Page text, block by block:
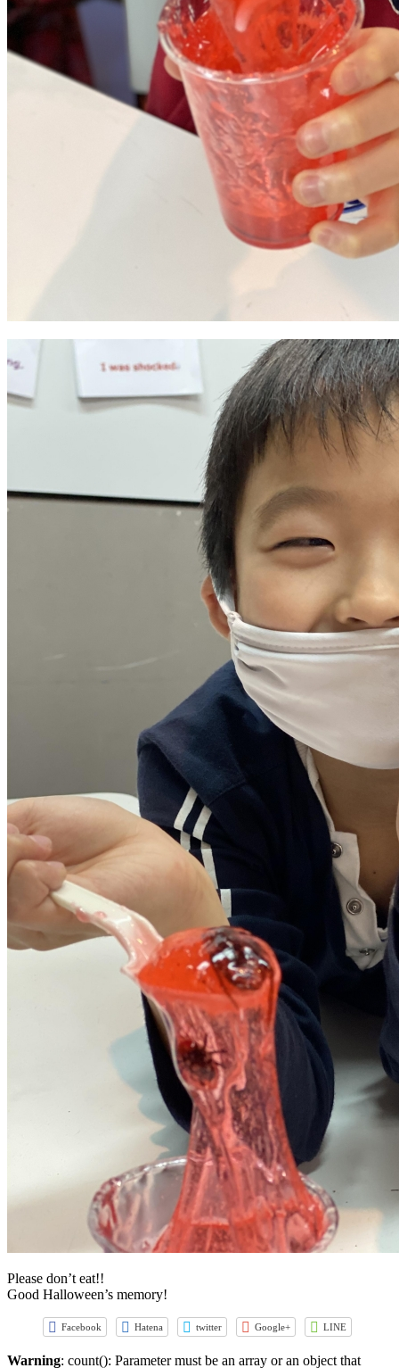
Please don’t eat!!
Good Halloween’s memory!
Facebook Hatena twitter Google+ LINE
Warning: count(): Parameter must be an array or an object that